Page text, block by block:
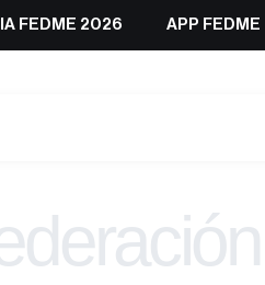
FEDME 2026 APP FEDME